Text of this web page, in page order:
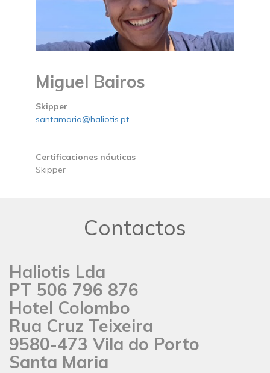
Miguel Bairos
Skipper
santamaria@haliotis.pt
Certificaciones náuticas
Skipper
Contactos
Haliotis Lda
PT 506 796 876
Hotel Colombo
Rua Cruz Teixeira
9580-473 Vila do Porto
Santa Maria